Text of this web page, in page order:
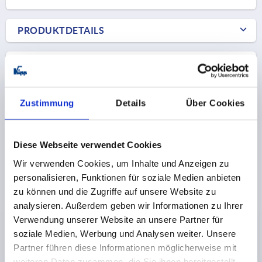
Zustimmung Details Über Cookies
Diese Webseite verwendet Cookies
Wir verwenden Cookies, um Inhalte und Anzeigen zu
personalisieren, Funktionen für soziale Medien anbieten
zu können und die Zugriffe auf unsere Website zu
analysieren. Außerdem geben wir Informationen zu Ihrer
Verwendung unserer Website an unsere Partner für
soziale Medien, Werbung und Analysen weiter. Unsere
Partner führen diese Informationen möglicherweise mit
PRODUKTDETAILS
Andere Kunden kauften auch
NEU K0485